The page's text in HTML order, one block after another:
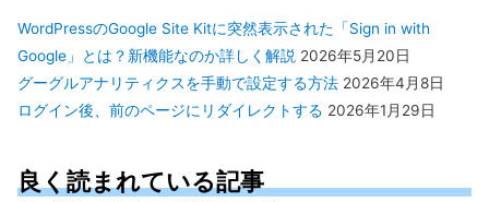
WordPressのGoogle Site Kitに突然表示された「Sign in with
Google」とは？新機能なのか詳しく解説 2026年5月20日
グーグルアナリティクスを手動で設定する方法 2026年4月8日
ログイン後、前のページにリダイレクトする 2026年1月29日
良く読まれている記事